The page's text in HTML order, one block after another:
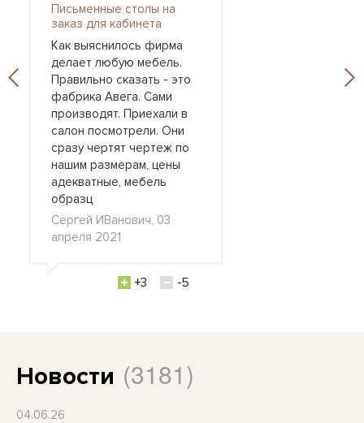
Письменные столы на
заказ для кабинета
Как выяснилось фирма
делает любую мебель.
Правильно сказать - это
фабрика Авега. Сами
производят. Приехали в
салон посмотрели. Они
сразу чертят чертеж по
нашим размерам, цены
адекватные, мебель
образц
Сергей ИВанович, 03
апреля 2021
+3 -5
Новости (3181)
04.06.26